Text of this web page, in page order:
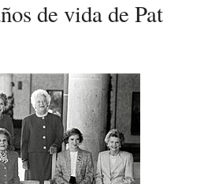
de vida de Pat